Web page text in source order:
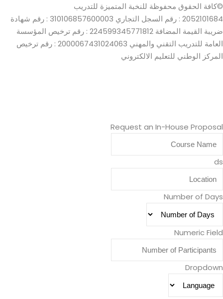
©كافة الحقوق محفوظة للنخبة المتميزة للتدريب
2052101684 : رقم السجل التجاري
310106857600003 : رقم شهادة
ضريبة القيمة المضافة
224599345771812 : رقم ترخيص المؤسسة
العامة للتدريب التقني والمهني
2000067431024063 : رقم ترخيص
المركز الوطني للتعليم الالكتروني
Request an In-House Proposal
ds
Number of Days
Numeric Field
Dropdown